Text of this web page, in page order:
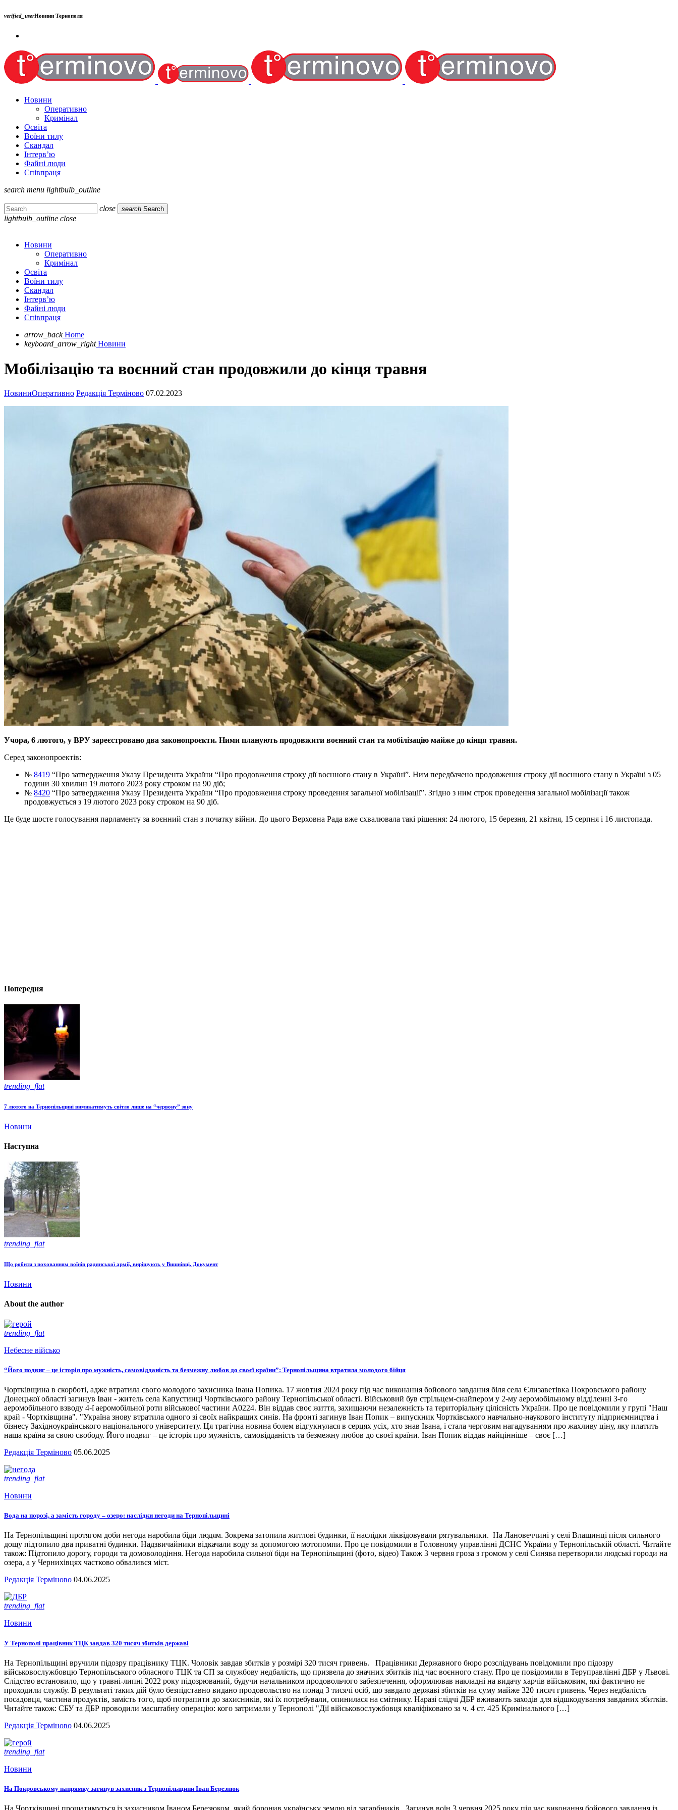
verified_userНовини Тернополя
Новини
Оперативно
Кримінал
Освіта
Воїни тилу
Скандал
Інтерв’ю
Файні люди
Співпраця
search menu lightbulb_outline
close search Search
lightbulb_outline close
Новини
Оперативно
Кримінал
Освіта
Воїни тилу
Скандал
Інтерв’ю
Файні люди
Співпраця
arrow_back Home
keyboard_arrow_right Новини
Мобілізацію та воєнний стан продовжили до кінця травня
НовиниОперативно Редакція Терміново 07.02.2023
Учора, 6 лютого, у ВРУ зареєстровано два законопроєкти. Ними планують продовжити воєнний стан та мобілізацію майже до кінця травня.
Серед законопроектів:
№ 8419 “Про затвердження Указу Президента України “Про продовження строку дії воєнного стану в Україні”. Ним передбачено продовження строку дії воєнного стану в Україні з 05
години 30 хвилин 19 лютого 2023 року строком на 90 діб;
№ 8420 “Про затвердження Указу Президента України “Про продовження строку проведення загальної мобілізації”. Згідно з ним строк проведення загальної мобілізації також
продовжується з 19 лютого 2023 року строком на 90 діб.
Це буде шосте голосування парламенту за воєнний стан з початку війни. До цього Верховна Рада вже схвалювала такі рішення: 24 лютого, 15 березня, 21 квітня, 15 серпня і 16 листопада.
Попередня
trending_flat
7 лютого на Тернопільщині вимикатимуть світло лише на “червону” зону
Новини
Наступна
trending_flat
Що робити з похованням воїнів радянської армії, вирішують у Вишнівці. Документ
Новини
About the author
trending_flat
Небесне військо
“Його подвиг – це історія про мужність, самовідданість та безмежну любов до своєї країни”: Тернопільщина втратила молодого бійця
Чортківщина в скорботі, адже втратила свого молодого захисника Івана Попика. 17 жовтня 2024 року під час виконання бойового завдання біля села Єлизаветівка Покровського району
Донецької області загинув Іван - житель села Капустинці Чортківського району Тернопільської області. Військовий був стрільцем-снайпером у 2-му аеромобільному відділенні 3-го
аеромобільного взводу 4-ї аеромобільної роти військової частини А0224. Він віддав своє життя, захищаючи незалежність та територіальну цілісність України. Про це повідомили у групі "Наш
край - Чортківщина". "Україна знову втратила одного зі своїх найкращих синів. На фронті загинув Іван Попик – випускник Чортківського навчально-наукового інституту підприємництва і
бізнесу Західноукраїнського національного університету. Ця трагічна новина болем відгукнулася в серцях усіх, хто знав Івана, і стала черговим нагадуванням про жахливу ціну, яку платить
наша країна за свою свободу. Його подвиг – це історія про мужність, самовідданість та безмежну любов до своєї країни. Іван Попик віддав найцінніше – своє […]
Редакція Терміново 05.06.2025
trending_flat
Новини
Вода на порозі, а замість городу – озеро: наслідки негоди на Тернопільщині
На Тернопільщині протягом доби негода наробила біди людям. Зокрема затопила житлові будинки, її наслідки ліквідовували рятувальники. На Лановеччині у селі Влащинці після сильного
дощу підтопило два приватні будинки. Надзвичайники відкачали воду за допомогою мотопомпи. Про це повідомили в Головному управлінні ДСНС України у Тернопільській області. Читайте
також: Підтопило дорогу, городи та домоволодіння. Негода наробила сильної біди на Тернопільщині (фото, відео) Також 3 червня гроза з громом у селі Синява перетворили людські городи на
озера, а у Чернихівцях частково обвалився міст.
Редакція Терміново 04.06.2025
trending_flat
Новини
У Тернополі працівник ТЦК завдав 320 тисяч збитків державі
На Тернопільщині вручили підозру працівнику ТЦК. Чоловік завдав збитків у розмірі 320 тисяч гривень. Працівники Державного бюро розслідувань повідомили про підозру
військовослужбовцю Тернопільського обласного ТЦК та СП за службову недбалість, що призвела до значних збитків під час воєнного стану. Про це повідомили в Теруправлінні ДБР у Львові.
Слідство встановило, що у травні-липні 2022 року підозрюваний, будучи начальником продовольчого забезпечення, оформлював накладні на видачу харчів військовим, які фактично не
проходили службу. В результаті таких дій було безпідставно видано продовольство на понад 3 тисячі осіб, що завдало державі збитків на суму майже 320 тисяч гривень. Через недбалість
посадовця, частина продуктів, замість того, щоб потрапити до захисників, які їх потребували, опинилася на смітнику. Наразі слідчі ДБР вживають заходів для відшкодування завданих збитків.
Читайте також: СБУ та ДБР проводили масштабну операцію: кого затримали у Тернополі "Дії військовослужбовця кваліфіковано за ч. 4 ст. 425 Кримінального […]
Редакція Терміново 04.06.2025
trending_flat
Новини
На Покровському напрямку загинув захисник з Тернопільщини Іван Березнюк
На Чортківщині прощатимуться із захисником Іваном Березюком, який боронив українську землю від загарбників. Загинув воїн 3 червня 2025 року під час виконання бойового завдання із